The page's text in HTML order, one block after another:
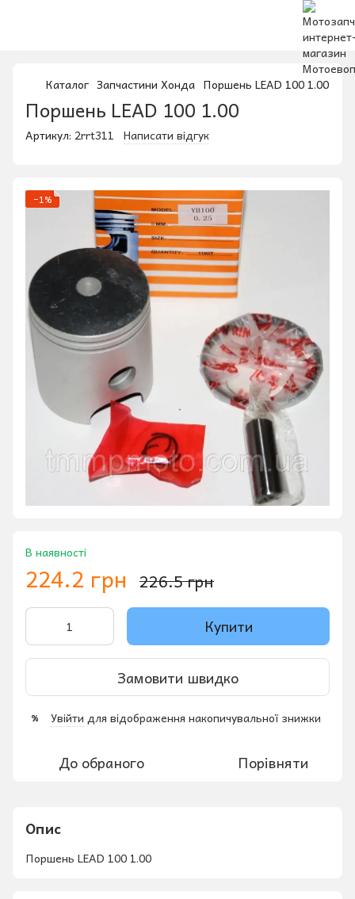
Каталог Запчастини Хонда Поршень LEAD 100 1.00
Поршень LEAD 100 1.00
Артикул: 2rrt311 Написати відгук
−1%
В наявності
224.2 грн 226.5 грн
Купити
Замовити швидко
% Увійти для відображення накопичувальної знижки
До обраного Порівняти
Опис
Поршень LEAD 100 1.00